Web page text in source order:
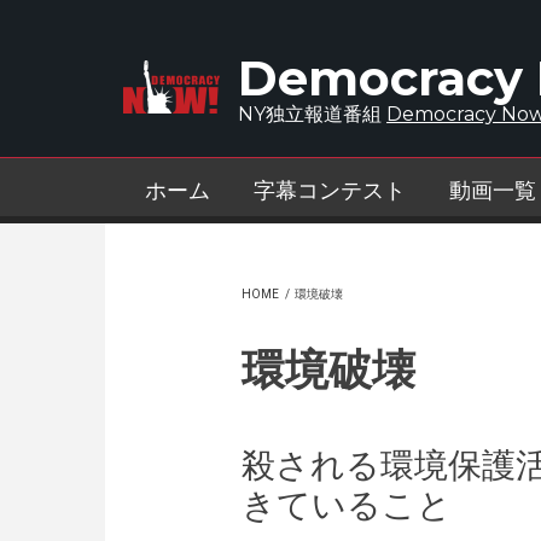
Democracy
NY独立報道番組 Democracy
ホーム 字幕コンテスト 動画一覧
HOME / 環境破壊
環境破壊
殺される環境保護
きていること